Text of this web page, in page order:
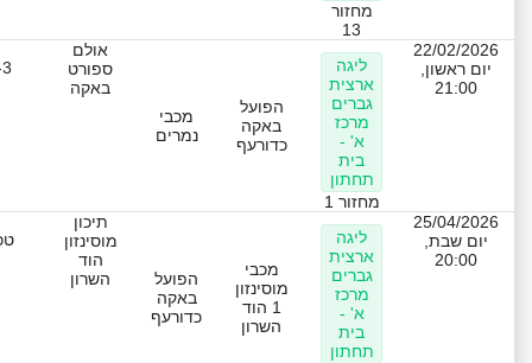
מחזור
13
22/02/2026
יום ראשון,
21:00
ליגה
ארצית
גברים
מרכז
א' -
בית
תחתון
מחזור 1
הפועל
באקה
כדורעף
מכבי
נמרים
אולם
ספורט
באקה
25/04/2026
יום שבת,
20:00
ליגה
ארצית
גברים
מרכז
א' -
בית
תחתון
מכבי
מוסינזון
1 הוד
השרון
הפועל
באקה
כדורעף
תיכון
מוסינזון
הוד
השרון